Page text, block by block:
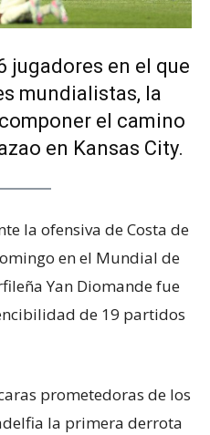
jugadores en el que
mundialistas, la
el camino
en Kansas City.
la ofensiva de Costa de
en el Mundial de
Yan Diomande fue
de 19 partidos
prometedoras de los
la primera derrota